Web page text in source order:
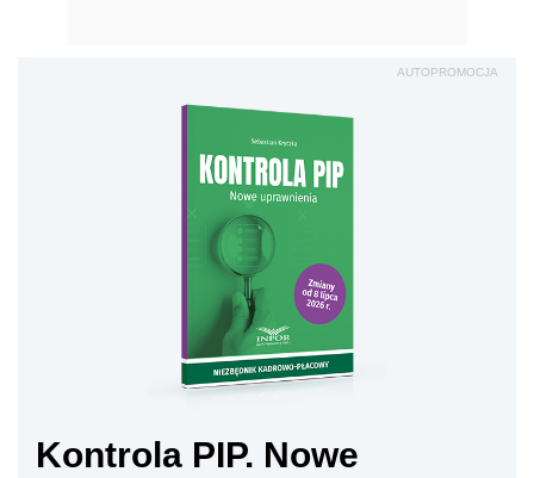
AUTOPROMOCJA
Kontrola PIP. Nowe